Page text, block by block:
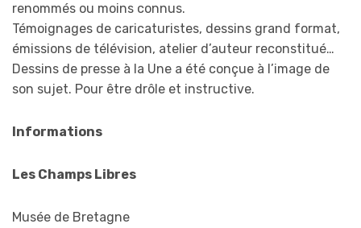
renommés ou moins connus.
Témoignages de caricaturistes, dessins grand format,
émissions de télévision, atelier d’auteur reconstitué…
Dessins de presse à la Une a été conçue à l’image de
son sujet. Pour être drôle et instructive.
Informations
Les Champs Libres
Musée de Bretagne